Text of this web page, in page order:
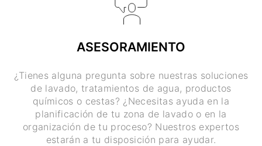
ASESORAMIENTO
¿Tienes alguna pregunta sobre nuestras soluciones
de lavado, tratamientos de agua, productos
químicos o cestas? ¿Necesitas ayuda en la
planificación de tu zona de lavado o en la
organización de tu proceso? Nuestros expertos
estarán a tu disposición para ayudar.